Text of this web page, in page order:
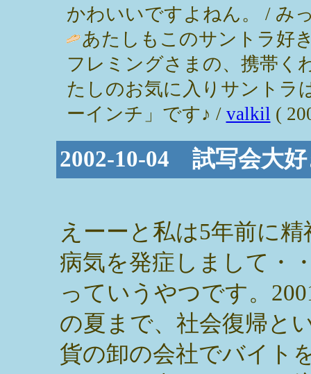
かわいいですよねん。 / み
あたしもこのサントラ好
フレミングさまの、携帯
たしのお気に入りサントラ
ーインチ」です♪ / valkil (
2002-10-04 試写会大
えーーと私は5年前に
病気を発症しまして・
っていうやつです。
の夏まで、社会復帰と
貨の卸の会社でバイト